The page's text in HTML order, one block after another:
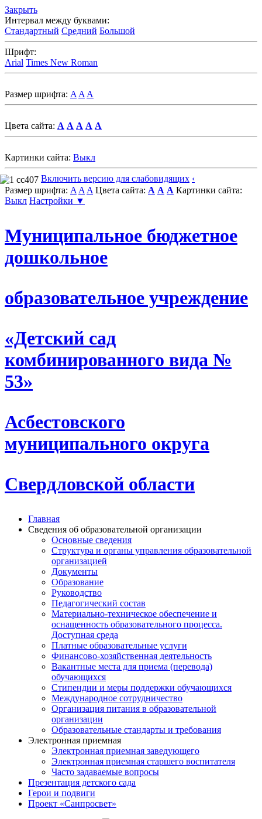
Закрыть
Интервал между буквами:
Стандартный Средний Большой
Шрифт:
Arial Times New Roman
Размер шрифта: A A A
Цвета сайта: A A A A A
Картинки сайта: Выкл
Включить версию для слабовидящих ‹
Размер шрифта: A A A Цвета сайта: A A A Картинки сайта:
Выкл Настройки ▼
Муниципальное бюджетное
дошкольное
образовательное учреждение
«Детский сад
комбинированного вида №
53»
Асбестовского
муниципального округа
Свердловской области
Главная
Сведения об образовательной организации
Основные сведения
Структура и органы управления образовательной
организацией
Документы
Образование
Руководство
Педагогический состав
Материально-техническое обеспечение и
оснащенность образовательного процесса.
Доступная среда
Платные образовательные услуги
Финансово-хозяйственная деятельность
Вакантные места для приема (перевода)
обучающихся
Стипендии и меры поддержки обучающихся
Международное сотрудничество
Организация питания в образовательной
организации
Образовательные стандарты и требования
Электронная приемная
Электронная приемная заведующего
Электронная приемная старшего воспитателя
Часто задаваемые вопросы
Презентация детского сада
Герои и подвиги
Проект «Санпросвет»